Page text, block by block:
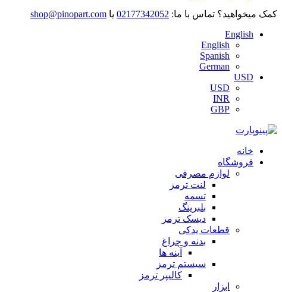
کمک میخواهید؟ تماس با ما: 02177342052 یا shop@pinopart.com
English
English
Spanish
German
USD
USD
INR
GBP
خانه
فروشگاه
لوازم مصرفی
لنت ترمز
تسمه
بلبرینگ
دیسک ترمز
قطعات یدکی
بدنه و چراغ
آینه ها
سیستم ترمز
کالیپر ترمز
ابزار